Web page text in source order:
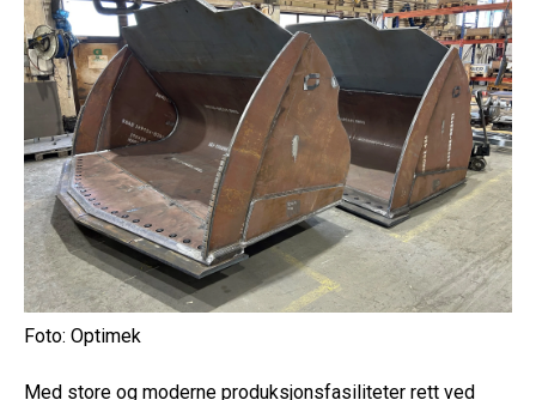
Foto: Optimek
Med store og moderne produksjonsfasiliteter rett ved